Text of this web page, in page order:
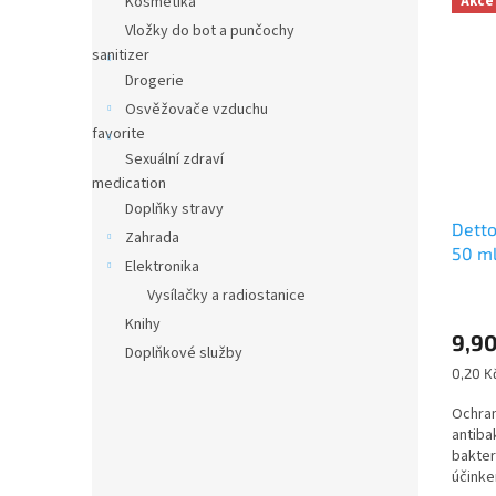
l
Vložky do bot a punčochy
sanitizer
Drogerie
Osvěžovače vzduchu
favorite
Sexuální zdraví
medication
Doplňky stravy
Zahrada
Elektronika
Vysílačky a radiostanice
Knihy
Doplňkové služby
50
Měrná
0,20